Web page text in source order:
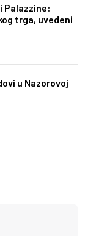
Palazzine:
trga, uvedeni
u Nazorovoj